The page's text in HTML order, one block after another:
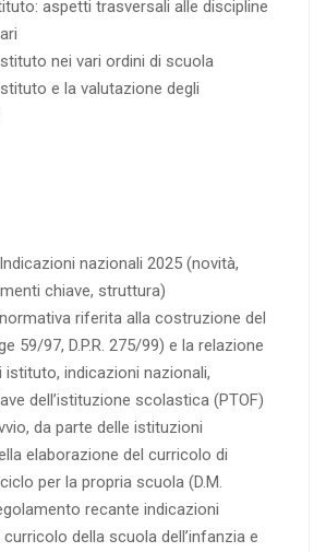
aspetti trasversali alle discipline
nei vari ordini di scuola
e la valutazione degli
nazionali 2025 (novità,
chiave, struttura)
riferita alla costruzione del
59/97, D.P.R. 275/99) e la relazione
indicazioni nazionali,
dell’istituzione scolastica (PTOF)
da parte delle istituzioni
elaborazione del curricolo di
per la propria scuola (D.M.
recante indicazioni
della scuola dell’infanzia e